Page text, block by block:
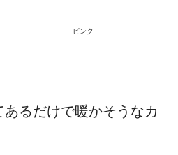
ピンク
るだけで暖かそうなカ